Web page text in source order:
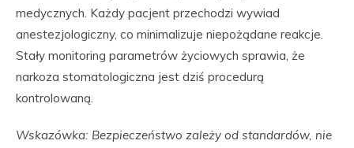
medycznych. Każdy pacjent przechodzi wywiad
anestezjologiczny, co minimalizuje niepożądane reakcje.
Stały monitoring parametrów życiowych sprawia, że
narkoza stomatologiczna jest dziś procedurą
kontrolowaną.
Wskazówka: Bezpieczeństwo zależy od standardów, nie